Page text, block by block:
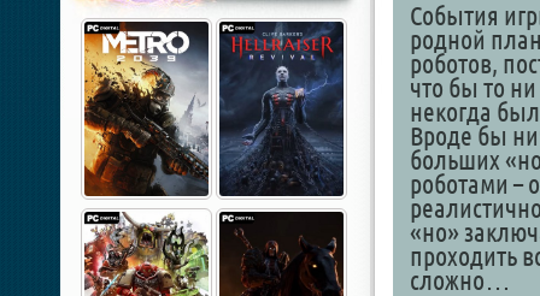
События
родной
роботов,
что бы то
некогда
Вроде бы
больших
роботами –
«но»
проходить
сложно…